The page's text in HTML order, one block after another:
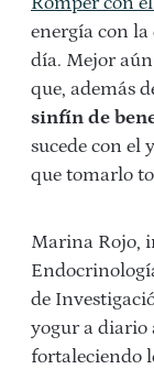
energía con
día. Mejor
que, además
sinfín de
sucede con el
que tomarlo
Marina Rojo,
de
yogur a diario
fortaleciendo